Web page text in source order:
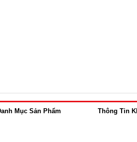
Mục Sản Phẩm Thông Tin